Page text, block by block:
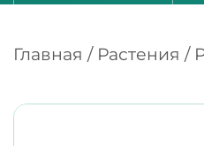
Главная / Растения /